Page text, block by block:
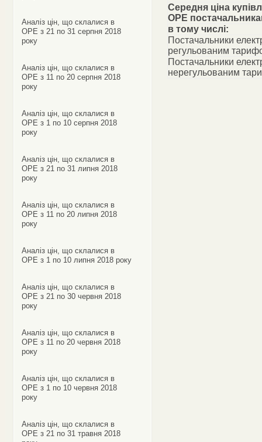
Аналіз цін, що склалися в
ОРЕ з 21 по 31 серпня 2018
року
Аналіз цін, що склалися в
ОРЕ з 11 по 20 серпня 2018
року
Аналіз цін, що склалися в
ОРЕ з 1 по 10 серпня 2018
року
Аналіз цін, що склалися в
ОРЕ з 21 по 31 липня 2018
року
Аналіз цін, що склалися в
ОРЕ з 11 по 20 липня 2018
року
Аналіз цін, що склалися в
ОРЕ з 1 по 10 липня 2018 року
Аналіз цін, що склалися в
ОРЕ з 21 по 30 червня 2018
року
Аналіз цін, що склалися в
ОРЕ з 11 по 20 червня 2018
року
Аналіз цін, що склалися в
ОРЕ з 1 по 10 червня 2018
року
Аналіз цін, що склалися в
ОРЕ з 21 по 31 травня 2018
Середня ціна
ОРЕ
в тому числі:
Постачальники
регульованим
Постачальники
нерегульованим